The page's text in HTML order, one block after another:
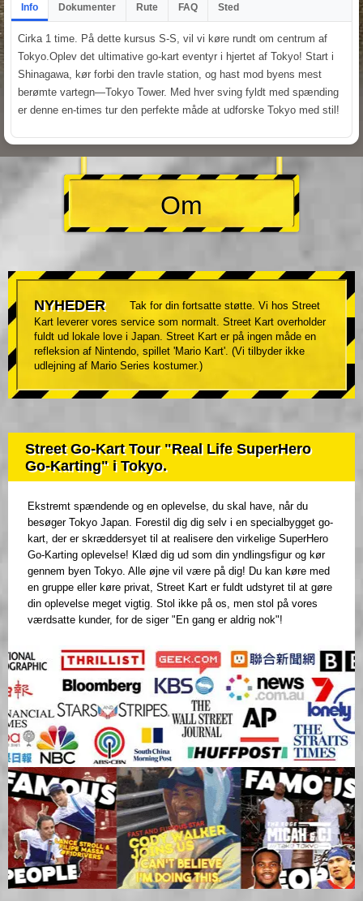
Info Dokumenter Rute FAQ Sted
Cirka 1 time. På dette kursus S-S, vil vi køre rundt om centrum af
Tokyo.Oplev det ultimative go-kart eventyr i hjertet af Tokyo! Start i
Shinagawa, kør forbi den travle station, og hast mod byens mest
berømte vartegn—Tokyo Tower. Med hver sving fyldt med spænding
er denne en-times tur den perfekte måde at udforske Tokyo med stil!
Om
NYHEDER
Tak for din fortsatte støtte. Vi hos Street
Kart leverer vores service som normalt. Street Kart overholder
fuldt ud lokale love i Japan. Street Kart er på ingen måde en
refleksion af Nintendo, spillet 'Mario Kart'. (Vi tilbyder ikke
udlejning af Mario Series kostumer.)
Street Go-Kart Tour "Real Life SuperHero
Go-Karting" i Tokyo.
Ekstremt spændende og en oplevelse, du skal have, når du
besøger Tokyo Japan. Forestil dig dig selv i en specialbygget go-
kart, der er skræddersyet til at realisere den virkelige SuperHero
Go-Karting oplevelse! Klæd dig ud som din yndlingsfigur og kør
gennem byen Tokyo. Alle øjne vil være på dig! Du kan køre med
en gruppe eller køre privat, Street Kart er fuldt udstyret til at gøre
din oplevelse meget vigtig. Stol ikke på os, men stol på vores
værdsatte kunder, for de siger "En gang er aldrig nok"!